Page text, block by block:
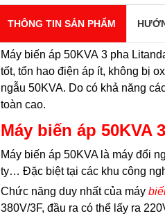
THÔNG TIN SẢN PHẨM
Máy biến áp 50KVA 3 pha
tốt, tổn hao điện áp ít, không bị
ngẫu 50KVA. Do có khả năng
toàn cao.
Máy biến áp 50KVA
Máy biến áp 50KVA là máy đổi
ty… Đặc biệt tại các khu công
Chức năng duy nhất của máy
380V/3F, đầu ra có thể lấy ra